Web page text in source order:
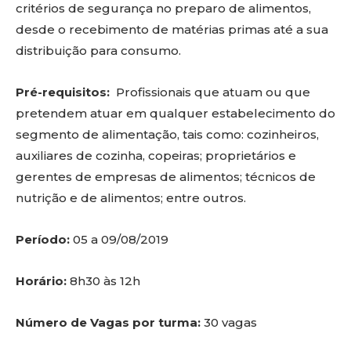
critérios de segurança no preparo de alimentos,
desde o recebimento de matérias primas até a sua
distribuição para consumo.
Pré-requisitos: Profissionais que atuam ou que
pretendem atuar em qualquer estabelecimento do
segmento de alimentação, tais como: cozinheiros,
auxiliares de cozinha, copeiras; proprietários e
gerentes de empresas de alimentos; técnicos de
nutrição e de alimentos; entre outros.
Período: 05 a 09/08/2019
Horário: 8h30 às 12h
Número de Vagas por turma: 30 vagas